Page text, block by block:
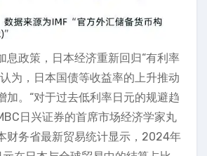
息政策，日本经济重新回归“有利率
为，日本国债等收益率的上升推动
加。“对于过去低利率日元的规避趋
日兴证券的首席市场经济学家丸
财务省最新贸易统计显示，2024年